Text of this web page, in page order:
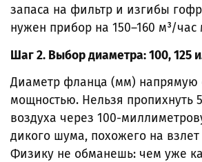
запаса на фильтр и изгибы
нужен прибор на 150–160 м³/
Шаг 2. Выбор диаметра: 100, 125
Диаметр фланца (мм) напрямую
мощностью. Нельзя пропихнуть
воздуха через 100-
дикого шума, похожего на взлет
Физику не обманешь: чем уже